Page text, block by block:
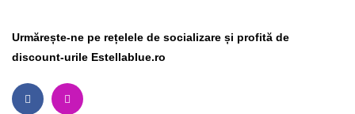
Urmărește-ne pe rețelele de socializare și profită de
discount-urile Estellablue.ro